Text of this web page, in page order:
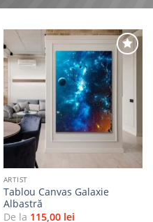
Adaugă
la
favorite
ARTIST
Tablou Canvas Galaxie
Albastră
De la 115,00 lei